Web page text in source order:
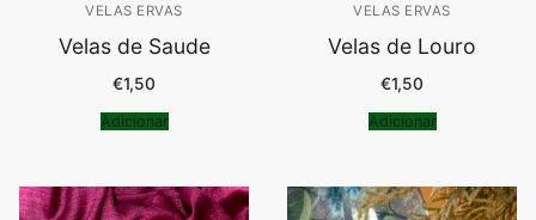
VELAS ERVAS
Velas de Saude
€1,50
Adicionar
VELAS ERVAS
Velas de Louro
€1,50
Adicionar